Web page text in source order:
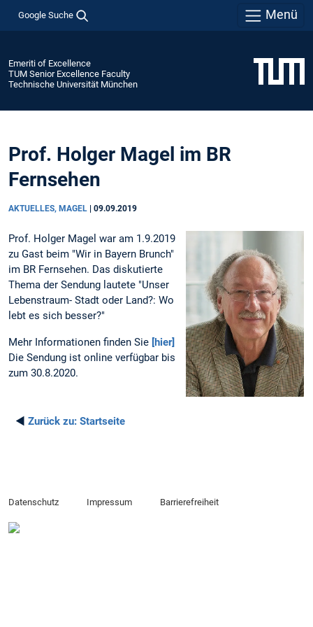
Google Suche Menü
Emeriti of Excellence
TUM Senior Excellence Faculty
Technische Universität München
Prof. Holger Magel im BR
Fernsehen
AKTUELLES, MAGEL 09.09.2019
Prof. Holger Magel war am 1.9.2019
zu Gast beim "Wir in Bayern Brunch"
im BR Fernsehen. Das diskutierte
Thema der Sendung lautete "Unser
Lebenstraum- Stadt oder Land?: Wo
lebt es sich besser?"
Mehr Informationen finden Sie [hier]
Die Sendung ist online verfügbar bis
zum 30.8.2020.
◄ Zurück zu: Startseite
Datenschutz Impressum Barrierefreiheit